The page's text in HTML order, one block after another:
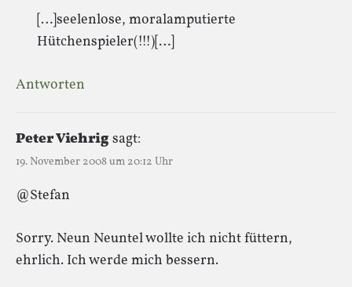
[…]seelenlose, moralamputierte
Hütchenspieler(!!!)[…]
Antworten
Peter Viehrigsagt:
19. November 2008 um 20:12 Uhr
@Stefan
Sorry. Neun Neuntel wollte ich nicht füttern,
ehrlich. Ich werde mich bessern.